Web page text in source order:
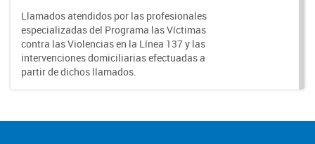
Llamados atendidos por las profesionales
especializadas del Programa las Víctimas
contra las Violencias en la Línea 137 y las
intervenciones domiciliarias efectuadas a
partir de dichos llamados.